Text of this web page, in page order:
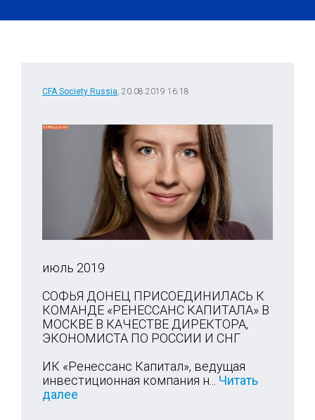
CFA Society Russia, 20.08.2019 16:18
июль 2019
СОФЬЯ ДОНЕЦ ПРИСОЕДИНИЛАСЬ К
КОМАНДЕ «РЕНЕССАНС КАПИТАЛА» В
МОСКВЕ В КАЧЕСТВЕ ДИРЕКТОРА,
ЭКОНОМИСТА ПО РОССИИ И СНГ
ИК «Ренессанс Капитал», ведущая
инвестиционная компания н... Читать
далее